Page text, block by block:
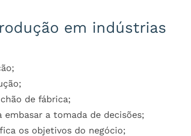
em indústrias
de fábrica;
a tomada de decisões;
os objetivos do negócio;